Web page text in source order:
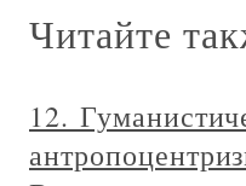
Читайте
12.